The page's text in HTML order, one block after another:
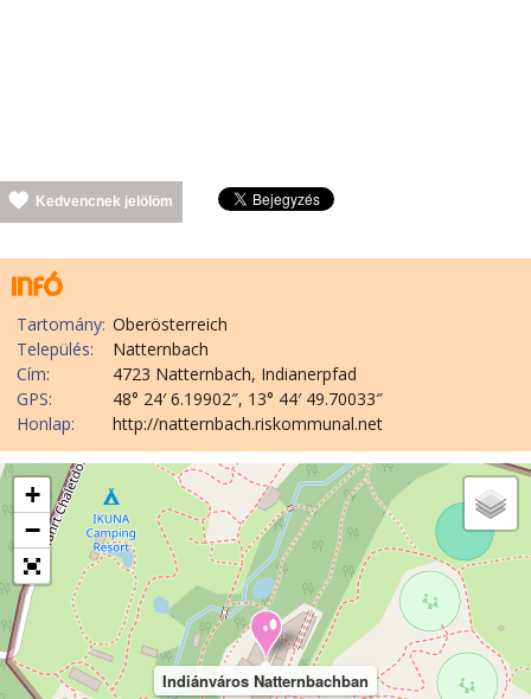
Kedvencnek jelölöm
Tartomány: Oberösterreich
Település:
Natternbach
Cím:
4723 Natternbach, Indianerpfad
GPS:
48° 24′ 6.19902″, 13° 44′ 49.70033″
Honlap:
http://natternbach.riskommunal.net
Indiánváros Natternbachban
+
−